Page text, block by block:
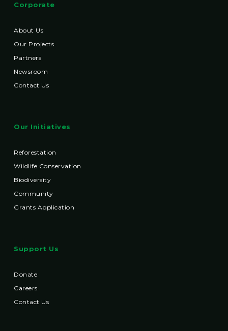
Corporate
About Us
Our Projects
Partners
Newsroom
Contact Us
Our Initiatives
Reforestation
Wildlife Conservation
Biodiversity
Community
Grants Application
Support Us
Donate
Careers
Contact Us